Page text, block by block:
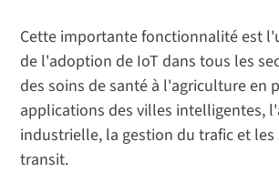
Cette importante fonctionnalité est
de l'adoption de IoT dans tous les
des soins de santé à l'agriculture en
applications des villes intelligentes,
industrielle, la gestion du trafic et les
transit.